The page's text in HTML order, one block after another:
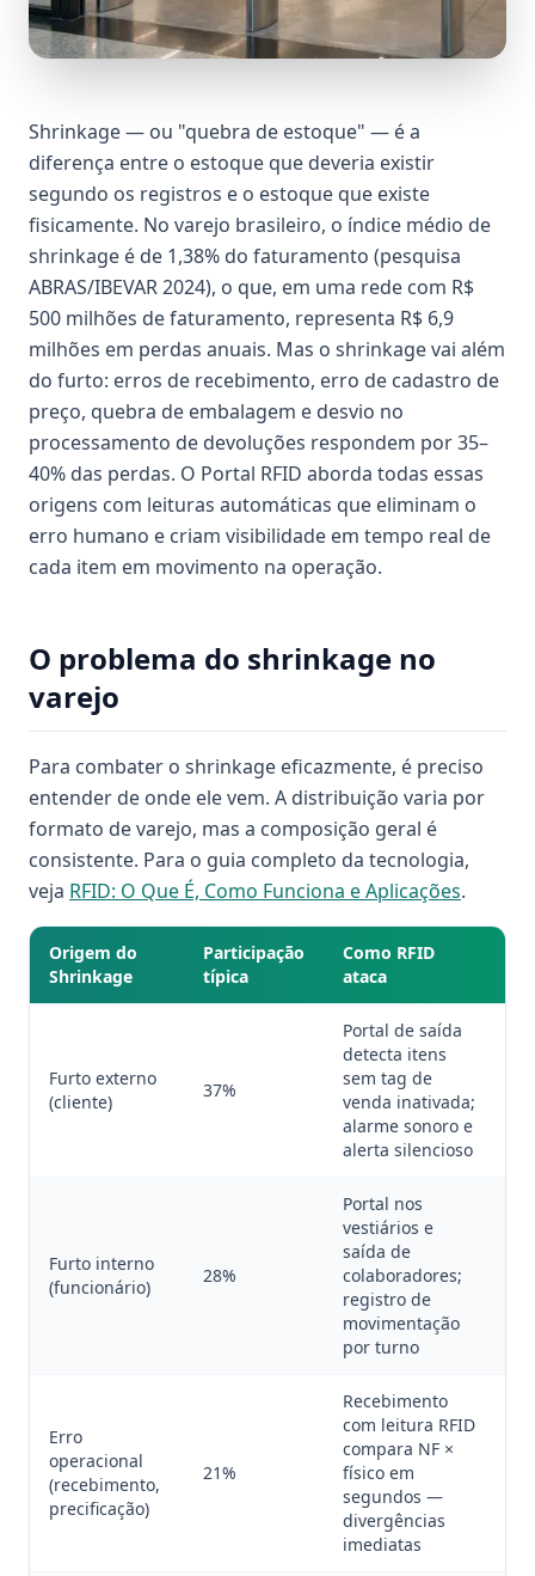
Shrinkage — ou "quebra de estoque" — é a
diferença entre o estoque que deveria existir
segundo os registros e o estoque que existe
fisicamente. No varejo brasileiro, o índice médio de
shrinkage é de 1,38% do faturamento (pesquisa
ABRAS/IBEVAR 2024), o que, em uma rede com R$
500 milhões de faturamento, representa R$ 6,9
milhões em perdas anuais. Mas o shrinkage vai além
do furto: erros de recebimento, erro de cadastro de
preço, quebra de embalagem e desvio no
processamento de devoluções respondem por 35–
40% das perdas. O Portal RFID aborda todas essas
origens com leituras automáticas que eliminam o
erro humano e criam visibilidade em tempo real de
cada item em movimento na operação.
O problema do shrinkage no
varejo
Para combater o shrinkage eficazmente, é preciso
entender de onde ele vem. A distribuição varia por
formato de varejo, mas a composição geral é
consistente. Para o guia completo da tecnologia,
veja RFID: O Que É, Como Funciona e Aplicações.
Origem do
Shrinkage
Participação
típica
Como RFID
ataca
Furto externo
(cliente)
37%
Portal de saída
detecta itens
sem tag de
venda inativada;
alarme sonoro e
alerta silencioso
Furto interno
(funcionário)
28%
Portal nos
vestiários e
saída de
colaboradores;
registro de
movimentação
por turno
Erro
operacional
(recebimento,
precificação)
21%
Recebimento
com leitura RFID
compara NF ×
físico em
segundos —
divergências
imediatas